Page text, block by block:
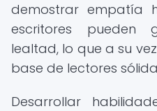
demostrar empatía
escritores pueden
lealtad, lo que a su
base de lectores
Desarrollar